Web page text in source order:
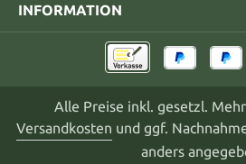
INFORMATION
Alle Preise inkl. gesetzl.
Versandkosten und ggf.
anders